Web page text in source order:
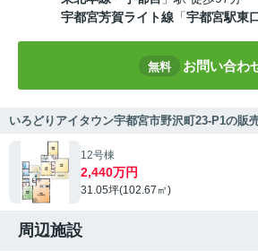
宇都宮芳賀ライト線 「宇都宮駅東
無料 お問い合わ
いろどりアイタウン宇都宮市野沢町23-P1の販
12号棟
2,440万円
31.05坪(102.67㎡)
周辺施設